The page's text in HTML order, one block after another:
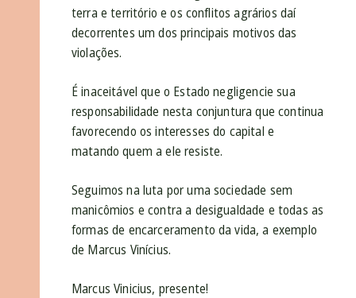
terra e território e os conflitos agrários daí
decorrentes um dos principais motivos das
violações.
É inaceitável que o Estado negligencie sua
responsabilidade nesta conjuntura que continua
favorecendo os interesses do capital e
matando quem a ele resiste.
Seguimos na luta por uma sociedade sem
manicômios e contra a desigualdade e todas as
formas de encarceramento da vida, a exemplo
de Marcus Vinícius.
Marcus Vinicius, presente!